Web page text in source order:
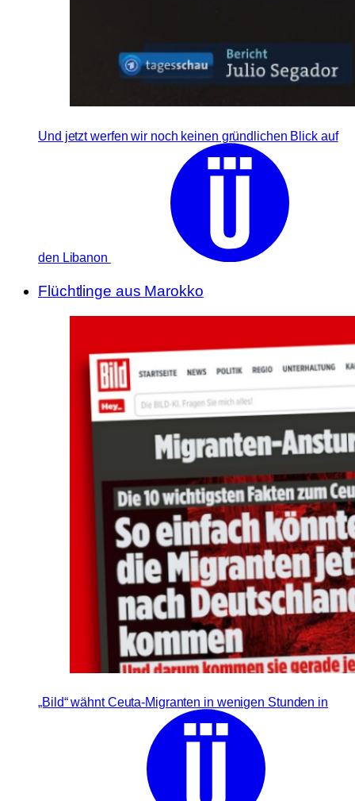
Und jetzt werfen wir noch keinen gründlichen Blick auf
den Libanon
Flüchtlinge aus Marokko
„Bild“ wähnt Ceuta-Migranten in wenigen Stunden in